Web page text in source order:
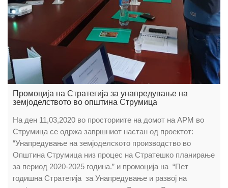
Промоција на Стратегија за унапредување на
земјоделството во општина Струмица
На ден 11,03,2020 во просториите на домот на АРМ во
Струмица се одржа завршниот настан од проектот:
“Унапредување на земјоделското производство во
Општина Струмица низ процес на Стратешко планирање
за период 2020-2025 година.” и промоција на “Пет
годишна Стратегија за Унапредување и развој на